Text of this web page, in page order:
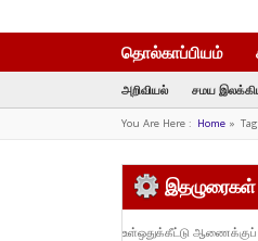
தொல்காப்பியம்
அறிவியல் சமய
You Are Here : Home»
இதழுரைகள்
உள்ஒதுக்கீட்டு ஆணைக்குப்